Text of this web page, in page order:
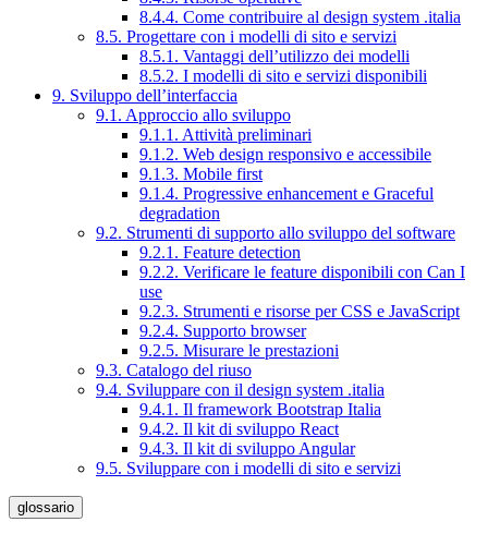
8.4.4. Come contribuire al design system .italia
8.5. Progettare con i modelli di sito e servizi
8.5.1. Vantaggi dell’utilizzo dei modelli
8.5.2. I modelli di sito e servizi disponibili
9. Sviluppo dell’interfaccia
9.1. Approccio allo sviluppo
9.1.1. Attività preliminari
9.1.2. Web design responsivo e accessibile
9.1.3. Mobile first
9.1.4. Progressive enhancement e Graceful
degradation
9.2. Strumenti di supporto allo sviluppo del software
9.2.1. Feature detection
9.2.2. Verificare le feature disponibili con Can I
use
9.2.3. Strumenti e risorse per CSS e JavaScript
9.2.4. Supporto browser
9.2.5. Misurare le prestazioni
9.3. Catalogo del riuso
9.4. Sviluppare con il design system .italia
9.4.1. Il framework Bootstrap Italia
9.4.2. Il kit di sviluppo React
9.4.3. Il kit di sviluppo Angular
9.5. Sviluppare con i modelli di sito e servizi
glossario